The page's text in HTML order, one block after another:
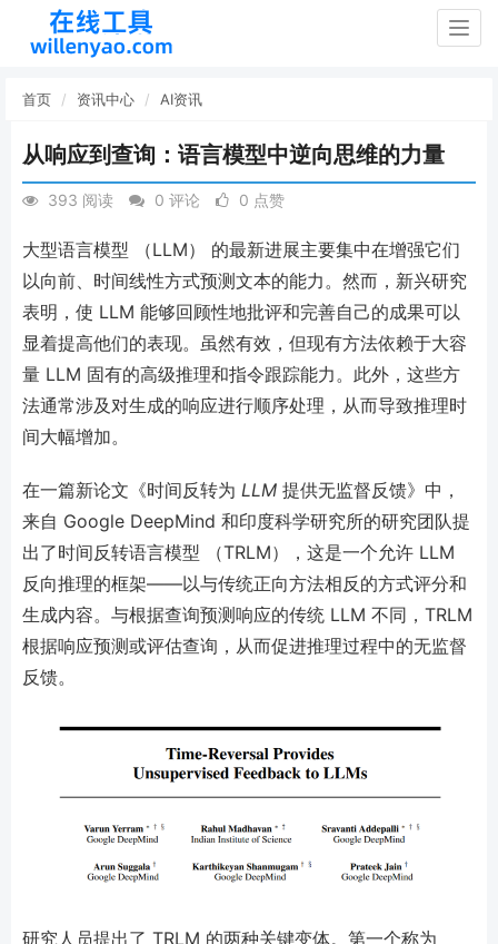
首页 资讯中心 AI资讯
从响应到查询：语言模型中逆向思维的力量
393 阅读 0 评论 0 点赞
大型语言模型 （LLM） 的最新进展主要集中在增强它们
以向前、时间线性方式预测文本的能力。然而，新兴研究
表明，使 LLM 能够回顾性地批评和完善自己的成果可以
显着提高他们的表现。虽然有效，但现有方法依赖于大容
量 LLM 固有的高级推理和指令跟踪能力。此外，这些方
法通常涉及对生成的响应进行顺序处理，从而导致推理时
间大幅增加。
在一篇新论文《时间反转为 LLM 提供无监督反馈》中，
来自 Google DeepMind 和印度科学研究所的研究团队提
出了时间反转语言模型 （TRLM），这是一个允许 LLM
反向推理的框架——以与传统正向方法相反的方式评分和
生成内容。与根据查询预测响应的传统 LLM 不同，TRLM
根据响应预测或评估查询，从而促进推理过程中的无监督
反馈。
研究人员提出了 TRLM 的两种关键变体。第一个称为